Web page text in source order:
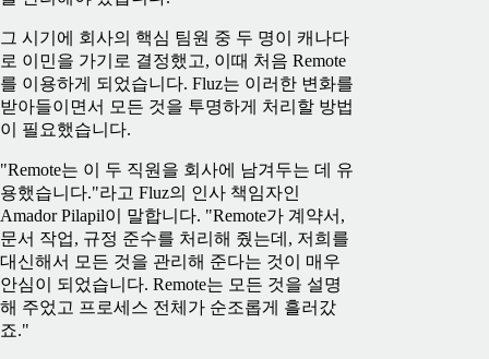
그 시기에 회사의 핵심 팀원 중 두 명이 캐나다
로 이민을 가기로 결정했고, 이때 처음 Remote
를 이용하게 되었습니다. Fluz는 이러한 변화를
받아들이면서 모든 것을 투명하게 처리할 방법
이 필요했습니다.
"Remote는 이 두 직원을 회사에 남겨두는 데 유
용했습니다."라고 Fluz의 인사 책임자인
Amador Pilapil이 말합니다. "Remote가 계약서,
문서 작업, 규정 준수를 처리해 줬는데, 저희를
대신해서 모든 것을 관리해 준다는 것이 매우
안심이 되었습니다. Remote는 모든 것을 설명
해 주었고 프로세스 전체가 순조롭게 흘러갔
죠."